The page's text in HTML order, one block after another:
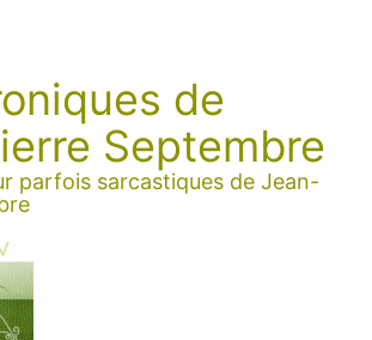
de
Septembre
parfois sarcastiques de Jean-